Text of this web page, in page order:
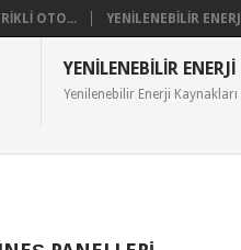
OTO... YENILENEBILIR
YENILENEBILIR ENERJI
Yenilenebilir Enerji Kaynakları